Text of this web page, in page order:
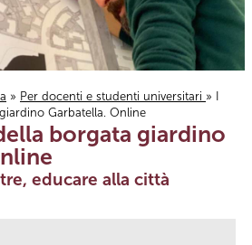
» Per docenti e studenti universitari » I
Garbatella. Online
borgata giardino
educare alla città